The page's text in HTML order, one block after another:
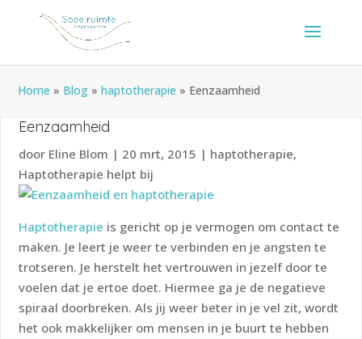
Home » Blog »haptotherapie » Eenzaamheid
Eenzaamheid
door Eline Blom | 20 mrt, 2015 | haptotherapie,
Haptotherapie helpt bij
Haptotherapie is gericht op je vermogen om contact te
maken. Je leert je weer te verbinden en je angsten te
trotseren. Je herstelt het vertrouwen in jezelf door te
voelen dat je ertoe doet. Hiermee ga je de negatieve
spiraal doorbreken. Als jij weer beter in je vel zit, wordt
het ook makkelijker om mensen in je buurt te hebben